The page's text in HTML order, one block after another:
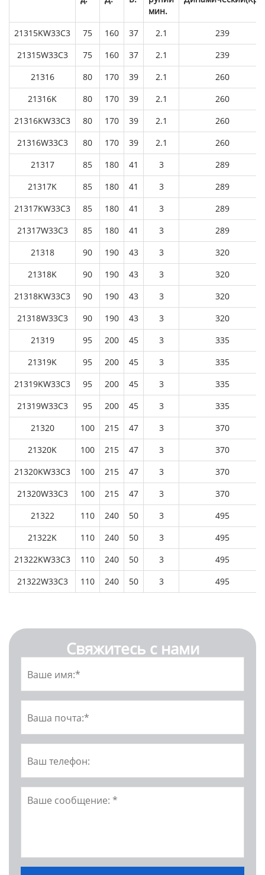
мин.
21315KW33C3 75 160 37 2.1
239
21315W33C3
75 160 37 2.1
239
21316
80 170 39 2.1
260
21316K
80 170 39 2.1
260
21316KW33C3
80 170 39 2.1
260
21316W33C3
80 170 39 2.1
260
21317
85 180 41 3
289
21317K
85 180 41 3
289
21317KW33C3
85 180 41 3
289
21317W33C3
85 180 41 3
289
21318
90 190 43 3
320
21318K
90 190 43 3
320
21318KW33C3
90 190 43 3
320
21318W33C3
90 190 43 3
320
21319
95 200 45 3
335
21319K
95 200 45 3
335
21319KW33C3
95 200 45 3
335
21319W33C3
95 200 45 3
335
21320
100 215 47 3
370
21320K
100 215 47 3
370
21320KW33C3
100 215 47 3
370
21320W33C3
100 215 47 3
370
21322
110 240 50 3
495
21322K
110 240 50 3
495
21322KW33C3
110 240 50 3
495
21322W33C3
110 240 50 3 495
Свяжитесь с нами